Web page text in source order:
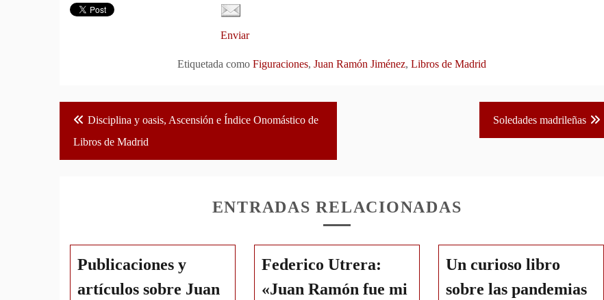
Enviar
Etiquetada como Figuraciones, Juan Ramón Jiménez, Libros de Madrid
Navegación
de
entradas
Disciplina y oasis, Ascensión e Índice Onomástico de
Libros de Madrid
Soledades madrileñas
ENTRADAS RELACIONADAS
Publicaciones y
artículos sobre Juan
Federico Utrera:
«Juan Ramón fue mi
Un curioso libro
sobre las pandemias